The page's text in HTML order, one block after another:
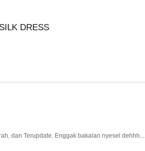
DRESS
dan Terupdate. Enggak bakalan nyesel dehhh...